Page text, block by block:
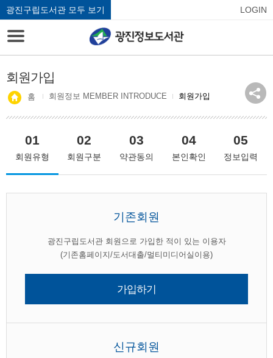
광진구립도서관 모두 보기 LOGIN
회원가입
홈 회원정보 MEMBER INTRODUCE 회원가입
01
회원유형
02
회원구분
03
약관동의
04
본인확인
05
정보입력
기존회원
광진구립도서관 회원으로 가입한 적이 있는 이용자
(기존홈페이지/도서대출/멀티미디어실이용)
가입하기
신규회원